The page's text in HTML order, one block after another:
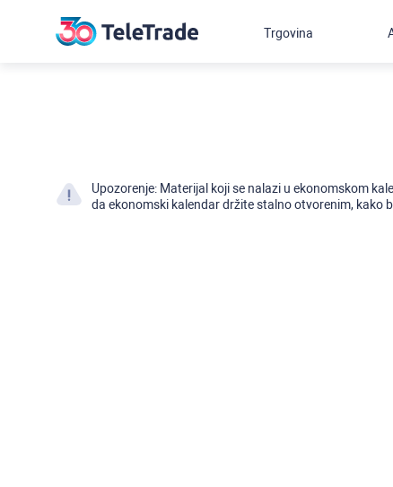
Upozorenje: Materijal koji se nalazi u ekonomskom
da ekonomski kalendar držite stalno otvorenim, kako
Trgovina